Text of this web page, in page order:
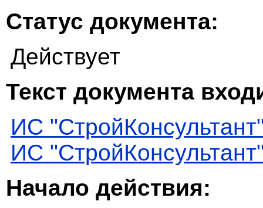
Статус документа:
Действует
Текст документа
ИС
ИС
Начало действия: